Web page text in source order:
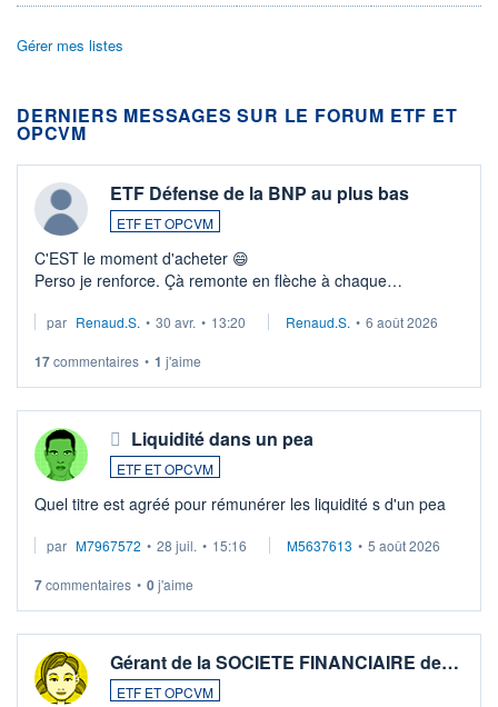
Gérer mes listes
DERNIERS MESSAGES SUR LE FORUM ETF ET
OPCVM
ETF Défense de la BNP au plus bas
ETF ET OPCVM
C'EST le moment d'acheter 😄​
Perso je renforce. Çà remonte en flèche à chaque
Investissement long terme tip top pour sa retraite.
par Renaud.S. • 30 avr. • 13:20 Renaud.S. • 6 août 2026
17commentaires • 1 j'aime
Liquidité dans un pea
ETF ET OPCVM
Quel titre est agréé pour rémunérer les liquidité s d'un pea
par M7967572 • 28 juil. • 15:16 M5637613 • 5 août 2026
7commentaires • 0j'aime
Gérant de la SOCIETE FINANCIAIRE de…
ETF ET OPCVM